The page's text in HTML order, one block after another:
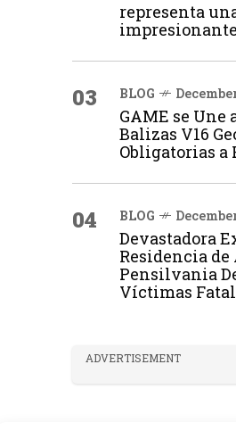
representa
impresionante
03 BLOG
GAME se Une
Balizas V16
Obligatorias a
04 BLOG
Devastadora
Residencia
Pensilvania
Víctimas
ADVERTISEMENT